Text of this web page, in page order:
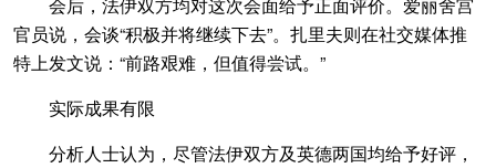
官员说，会谈“积极并将继续下去”。扎里夫则在社交媒体推
特上发文说：“前路艰难，但值得尝试。”
实际成果有限
分析人士认为，尽管法伊双方及英德两国均给予好评，